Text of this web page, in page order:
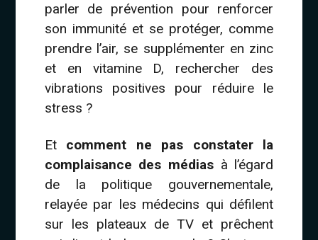
parler de prévention pour renforcer
son immunité et se protéger, comme
prendre l’air, se supplémenter en zinc
et en vitamine D, rechercher des
vibrations positives pour réduire le
stress ?
Et comment ne pas constater la
complaisance des médias à l’égard
de la politique gouvernementale,
relayée par les médecins qui défilent
sur les plateaux de TV et prêchent